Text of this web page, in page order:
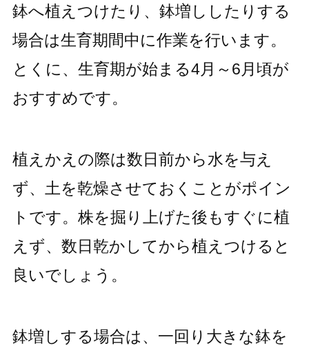
鉢へ植えつけたり、鉢増ししたりする
場合は生育期間中に作業を行います。
とくに、生育期が始まる4月～6月頃が
おすすめです。
植えかえの際は数日前から水を与え
ず、土を乾燥させておくことがポイン
トです。株を掘り上げた後もすぐに植
えず、数日乾かしてから植えつけると
良いでしょう。
鉢増しする場合は、一回り大きな鉢を